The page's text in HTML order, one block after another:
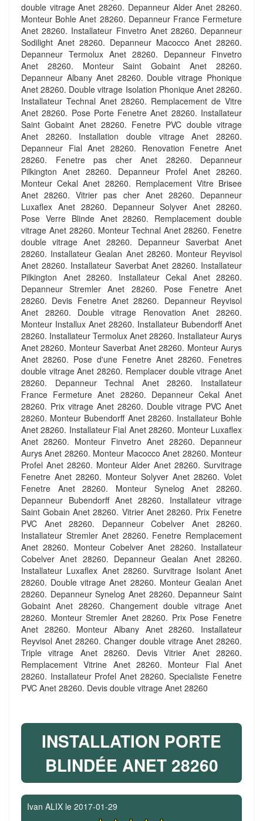
double vitrage Anet 28260. Depanneur Alder Anet 28260.
Monteur Bohle Anet 28260. Depanneur France Fermeture
Anet 28260. Installateur Finvetro Anet 28260. Depanneur
Sodilight Anet 28260. Depanneur Macocco Anet 28260.
Depanneur Termolux Anet 28260. Depanneur Finvetro
Anet 28260. Monteur Saint Gobaint Anet 28260.
Depanneur Albany Anet 28260. Double vitrage Phonique
Anet 28260. Double vitrage Isolation Phonique Anet 28260.
Installateur Technal Anet 28260. Remplacement de Vitre
Anet 28260. Pose Porte Fenetre Anet 28260. Installateur
Saint Gobaint Anet 28260. Fenetre PVC double vitrage
Anet 28260. Installation double vitrage Anet 28260.
Depanneur Fial Anet 28260. Renovation Fenetre Anet
28260. Fenetre pas cher Anet 28260. Depanneur
Pilkington Anet 28260. Depanneur Profel Anet 28260.
Monteur Cekal Anet 28260. Remplacement Vitre Brisee
Anet 28260. Vitrier pas cher Anet 28260. Depanneur
Luxaflex Anet 28260. Depanneur Solyver Anet 28260.
Pose Verre Blinde Anet 28260. Remplacement double
vitrage Anet 28260. Monteur Technal Anet 28260. Fenetre
double vitrage Anet 28260. Depanneur Saverbat Anet
28260. Installateur Gealan Anet 28260. Monteur Reyvisol
Anet 28260. Installateur Saverbat Anet 28260. Installateur
Pilkington Anet 28260. Installateur Cekal Anet 28260.
Depanneur Stremler Anet 28260. Pose Fenetre Anet
28260. Devis Fenetre Anet 28260. Depanneur Reyvisol
Anet 28260. Double vitrage Renovation Anet 28260.
Monteur Installux Anet 28260. Installateur Bubendorff Anet
28260. Installateur Termolux Anet 28260. Installateur Aurys
Anet 28260. Monteur Saverbat Anet 28260. Monteur Aurys
Anet 28260. Pose d'une Fenetre Anet 28260. Fenetres
double vitrage Anet 28260. Remplacer double vitrage Anet
28260. Depanneur Technal Anet 28260. Installateur
France Fermeture Anet 28260. Depanneur Cekal Anet
28260. Prix vitrage Anet 28260. Double vitrage PVC Anet
28260. Monteur Bubendorff Anet 28260. Installateur Bohle
Anet 28260. Installateur Fial Anet 28260. Monteur Luxaflex
Anet 28260. Monteur Finvetro Anet 28260. Depanneur
Aurys Anet 28260. Monteur Macocco Anet 28260. Monteur
Profel Anet 28260. Monteur Alder Anet 28260. Survitrage
Fenetre Anet 28260. Monteur Solyver Anet 28260. Volet
Fenetre Anet 28260. Monteur Synelog Anet 28260.
Depanneur Bubendorff Anet 28260. Installateur vitrage
Saint Gobain Anet 28260. Vitrier Anet 28260. Prix Fenetre
PVC Anet 28260. Depanneur Cobelver Anet 28260.
Installateur Stremler Anet 28260. Fenetre Remplacement
Anet 28260. Monteur Cobelver Anet 28260. Installateur
Cobelver Anet 28260. Depanneur Gealan Anet 28260.
Installateur Luxaflex Anet 28260. Survitrage Isolant Anet
28260. Double vitrage Anet 28260. Monteur Gealan Anet
28260. Depanneur Synelog Anet 28260. Depanneur Saint
Gobaint Anet 28260. Changement double vitrage Anet
28260. Monteur Stremler Anet 28260. Prix Pose Fenetre
Anet 28260. Monteur Albany Anet 28260. Installateur
Reyvisol Anet 28260. Changer double vitrage Anet 28260.
Triple vitrage Anet 28260. Devis Vitrier Anet 28260.
Remplacement Vitrine Anet 28260. Monteur Fial Anet
28260. Installateur Profel Anet 28260. Specialiste Fenetre
PVC Anet 28260. Devis double vitrage Anet 28260
INSTALLATION PORTE
BLINDÉE ANET 28260
Ivan ALIX le 2017-01-29